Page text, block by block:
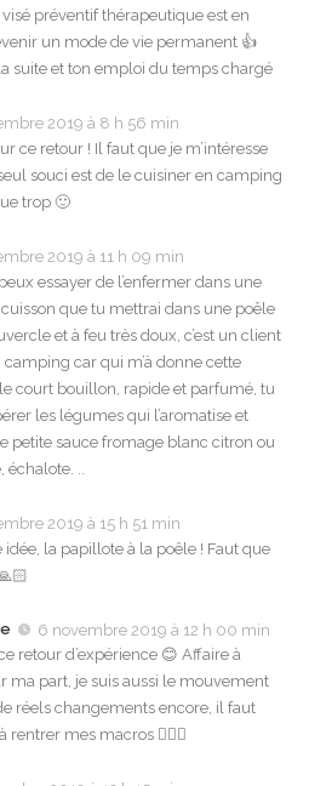
visé préventif thérapeutique est en
un mode de vie permanent 👍
suite et ton emploi du temps chargé
2019 à 8 h 56 min
ce retour ! Il faut que je m’intéresse
souci est de le cuisiner en camping
trop 🙂
2019 à 11 h 09 min
essayer de l’enfermer dans une
que tu mettrai dans une poêle
et à feu très doux, c’est un client
car qui m’à donne cette
court bouillon, rapide et parfumé, tu
les légumes qui l’aromatise et
petite sauce fromage blanc citron ou
..
2019 à 15 h 51 min
la papillote à la poêle ! Faut que
6 novembre 2019 à 12 h 00 min
retour d’expérience 😊 Affaire à
ma part, je suis aussi le mouvement
réels changements encore, il faut
mes macros 🤦🏼‍♀️